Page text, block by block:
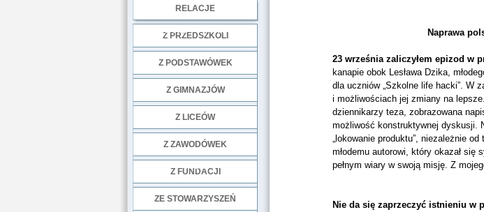
RELACJE
Z PRZEDSZKOLI
Z PODSTAWÓWEK
Z GIMNAZJÓW
Z LICEÓW
Z ZAWODÓWEK
Z FUNDACJI
ZE STOWARZYSZEŃ
Naprawa
23 września zaliczyłem epizod w
kanapie obok Lesława Dzika,
dla uczniów „Szkolne life hacki”. W
i możliwościach jej zmiany na
dziennikarzy teza, zobrazowana
możliwość konstruktywnej dyskusji.
„lokowanie produktu”, niezależnie
młodemu autorowi, który okazał
pełnym wiary w swoją misję. Z
Nie da się zaprzeczyć istnieniu w